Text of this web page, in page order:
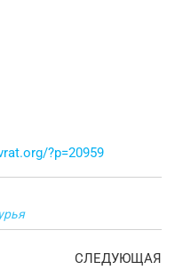
?p=20959
СЛЕДУЮЩАЯ